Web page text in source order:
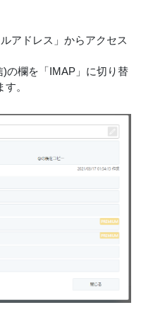
アドレス」からアクセス
)の欄を「IMAP」に切り替
。